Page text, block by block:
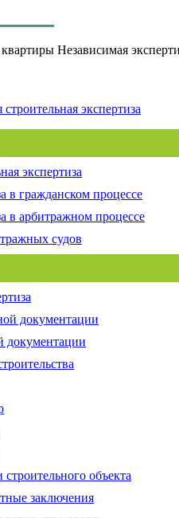
Независимая
экспертиза
экспертиза
в гражданском процессе
в арбитражном процессе
судов
документации
документации
объекта
заключения